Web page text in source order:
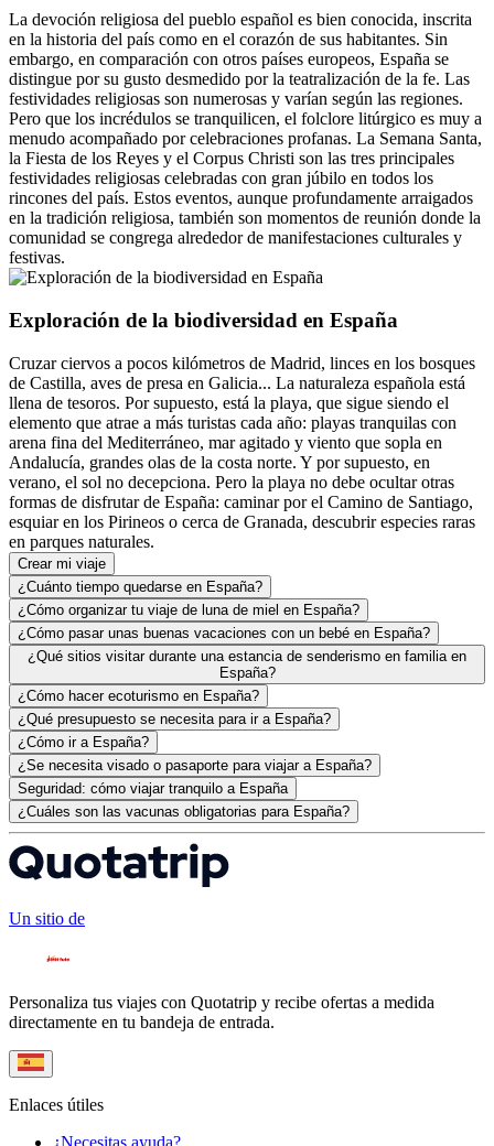
La devoción religiosa del pueblo español es bien conocida, inscrita
en la historia del país como en el corazón de sus habitantes. Sin
embargo, en comparación con otros países europeos, España se
distingue por su gusto desmedido por la teatralización de la fe. Las
festividades religiosas son numerosas y varían según las regiones.
Pero que los incrédulos se tranquilicen, el folclore litúrgico es muy a
menudo acompañado por celebraciones profanas. La Semana Santa,
la Fiesta de los Reyes y el Corpus Christi son las tres principales
festividades religiosas celebradas con gran júbilo en todos los
rincones del país. Estos eventos, aunque profundamente arraigados
en la tradición religiosa, también son momentos de reunión donde la
comunidad se congrega alrededor de manifestaciones culturales y
festivas.
Exploración de la biodiversidad en España
Cruzar ciervos a pocos kilómetros de Madrid, linces en los bosques
de Castilla, aves de presa en Galicia... La naturaleza española está
llena de tesoros. Por supuesto, está la playa, que sigue siendo el
elemento que atrae a más turistas cada año: playas tranquilas con
arena fina del Mediterráneo, mar agitado y viento que sopla en
Andalucía, grandes olas de la costa norte. Y por supuesto, en
verano, el sol no decepciona. Pero la playa no debe ocultar otras
formas de disfrutar de España: caminar por el Camino de Santiago,
esquiar en los Pirineos o cerca de Granada, descubrir especies raras
en parques naturales.
Crear mi viaje
¿Cuánto tiempo quedarse en España?
¿Cómo organizar tu viaje de luna de miel en España?
¿Cómo pasar unas buenas vacaciones con un bebé en España?
¿Qué sitios visitar durante una estancia de senderismo en familia en
España?
¿Cómo hacer ecoturismo en España?
¿Qué presupuesto se necesita para ir a España?
¿Cómo ir a España?
¿Se necesita visado o pasaporte para viajar a España?
Seguridad: cómo viajar tranquilo a España
¿Cuáles son las vacunas obligatorias para España?
Un sitio de
Personaliza tus viajes con Quotatrip y recibe ofertas a medida
directamente en tu bandeja de entrada.
Enlaces útiles